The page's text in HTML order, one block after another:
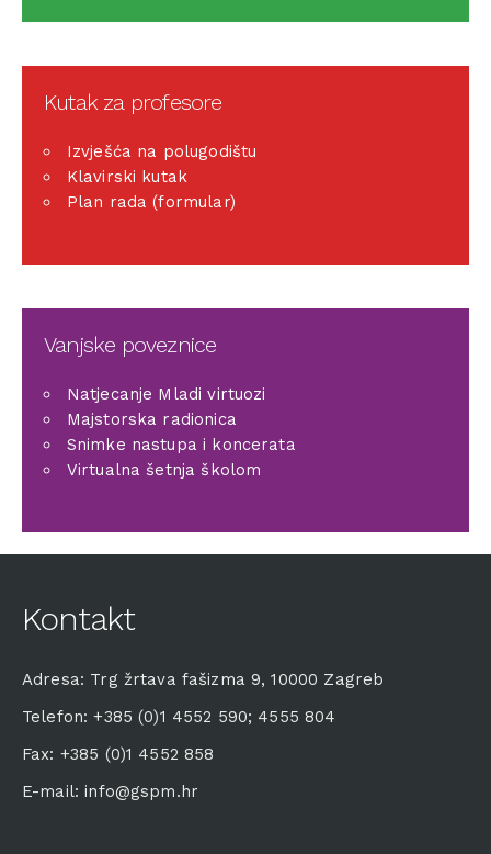
Kutak za profesore
Izvješća na polugodištu
Klavirski kutak
Plan rada (formular)
Vanjske poveznice
Natjecanje Mladi virtuozi
Majstorska radionica
Snimke nastupa i koncerata
Virtualna šetnja školom
Kontakt
Adresa: Trg žrtava fašizma 9, 10000 Zagreb
Telefon: +385 (0)1 4552 590; 4555 804
Fax: +385 (0)1 4552 858
E-mail: info@gspm.hr